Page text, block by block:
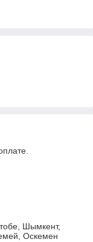
Шымкент,
Оскемен